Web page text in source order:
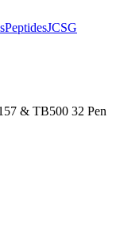
PeptidesJCSG
& TB500 32 Pen